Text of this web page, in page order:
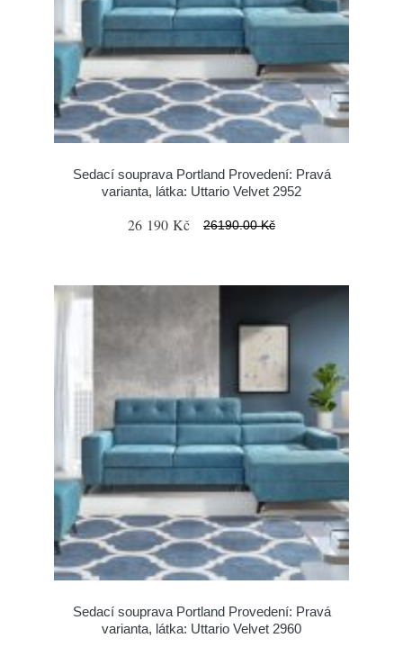
Sedací souprava Portland Provedení: Pravá
varianta, látka: Uttario Velvet 2952
26 190 Kč 26190.00 Kč
Sedací souprava Portland Provedení: Pravá
varianta, látka: Uttario Velvet 2960